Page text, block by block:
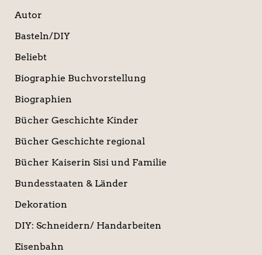
Autor
Basteln/DIY
Beliebt
Biographie Buchvorstellung
Biographien
Bücher Geschichte Kinder
Bücher Geschichte regional
Bücher Kaiserin Sisi und Familie
Bundesstaaten & Länder
Dekoration
DIY: Schneidern/ Handarbeiten
Eisenbahn